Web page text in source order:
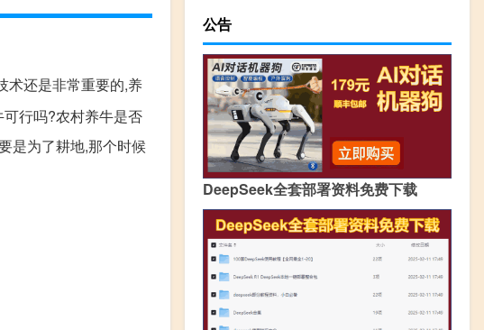
术还是非常重要的,养
可行吗?农村养牛是否
是为了耕地,那个时候
公告
DeepSeek全套部署资料免费下载